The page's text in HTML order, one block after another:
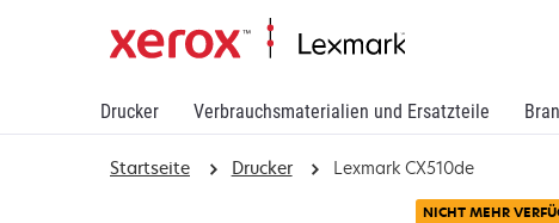
Drucker Verbrauchsmaterialien und Ersatzteile
Startseite Drucker Lexmark CX510de
NICHT MEHR